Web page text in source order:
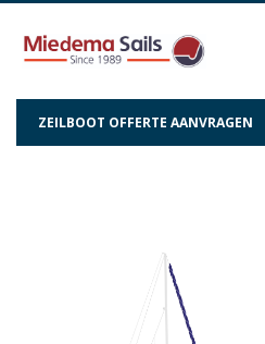
ZEILBOOT OFFERTE AANVRAGEN